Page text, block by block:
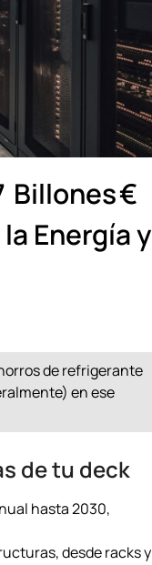
Billones €
Energía y
de refrigerante
en ese
de tu deck
hasta 2030,
desde racks y